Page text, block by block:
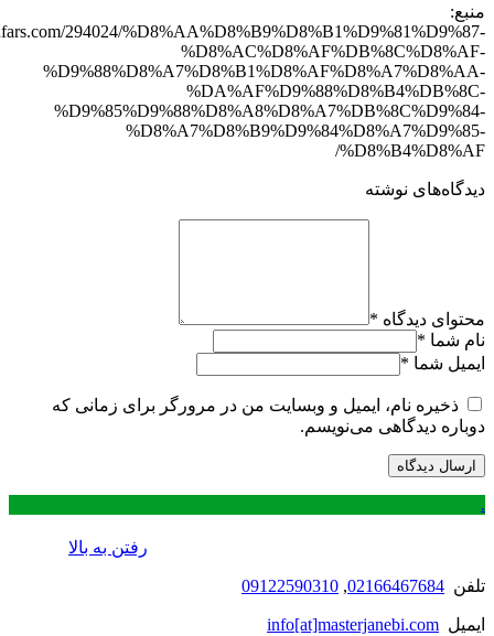
منبع:
294024/%D8%AA%D8%B9%D8%B1%D9%81%D9%87-
%D8%AC%D8%AF%DB%8C%D8%AF-
%D9%88%D8%A7%D8%B1%D8%AF%D8%A7%D8%AA-
%DA%AF%D9%88%D8%B4%DB%8C-
%D9%85%D9%88%D8%A8%D8%A7%DB%8C%D9%84-
%D8%A7%D8%B9%D9%84%D8%A7%D9%85-
%D8%B4%D8%AF/
دیدگاه‌های نوشته
محتوای دیدگاه *
نام شما *
ایمیل شما *
ذخیره نام، ایمیل و وبسایت من در مرورگر برای زمانی که
دوباره دیدگاهی می‌نویسم.
.
رفتن به بالا
تلفن 02166467684
,
09122590310
ایمیل info[at]masterjanebi.com